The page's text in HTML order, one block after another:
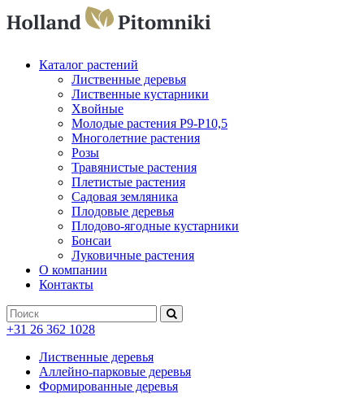
Каталог растений
Лиственные деревья
Лиственные кустарники
Хвойные
Молодые растения P9-P10,5
Многолетние растения
Розы
Травянистые растения
Плетистые растения
Садовая земляника
Плодовые деревья
Плодово-ягодные кустарники
Бонсаи
Луковичные растения
О компании
Контакты
+31 26 362 1028
Лиственные деревья
Аллейно-парковые деревья
Формированные деревья